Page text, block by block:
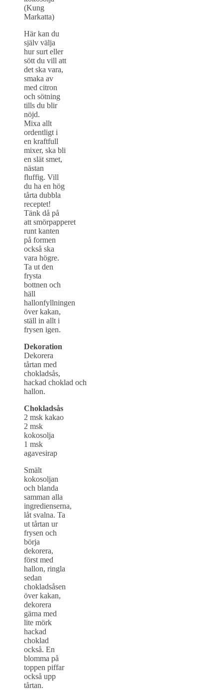
(Kung
Markatta)
Här kan du
själv välja
hur surt eller
sött du vill att
det ska vara,
smaka av
med citron
och sötning
tills du blir
nöjd.
Mixa allt
ordentligt i
en kraftfull
mixer, ska bli
en slät smet,
nästan
fluffig. Vill
du ha en hög
tårta dubbla
receptet!
Tänk då på
att smörpapperet
runt kanten
på formen
också ska
vara högre.
Ta ut den
frysta
bottnen och
häll
hallonfyllningen
över kakan,
ställ in allt i
frysen igen.
Dekoration
Dekorera
tårtan med
chokladsås,
hackad choklad och
hallon.
Chokladsås
2 msk kakao
2 msk
kokosolja
1 msk
agavesirap
Smält
kokosoljan
och blanda
samman alla
ingredienserna,
låt svalna. Ta
ut tårtan ur
frysen och
börja
dekorera,
först med
hallon, ringla
sedan
chokladsåsen
över kakan,
dekorera
gärna med
lite mörk
hackad
choklad
också. En
blomma på
toppen piffar
också upp
tårtan.